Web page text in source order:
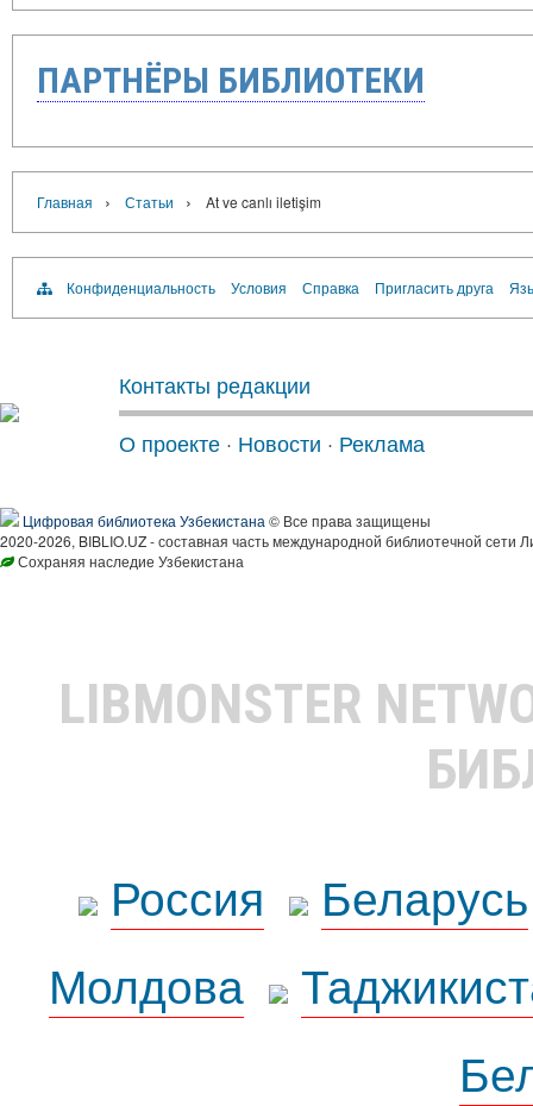
ПАРТНЁРЫ БИБЛИОТЕКИ
Главная › Статьи › At ve canlı iletişim
Конфиденциальность Условия Справка Пригласить друга
Контакты редакции
О проекте · Новости · Реклама
Цифровая библиотека Узбекистана © Все права защищены
2020-2026, BIBLIO.UZ - составная часть международной библиотечной сети
Сохраняя наследие Узбекистана
LIBMONSTER
Россия
Беларусь
Молдова